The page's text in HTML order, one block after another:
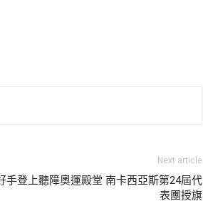
Next article
手登上聽障奧運殿堂 南卡西亞斯第24屆代
表團授旗